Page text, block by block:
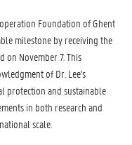
Foundation of Ghent
milestone by receiving the
on November 7. This
of Dr. Lee's
protection and sustainable
in both research and
scale.